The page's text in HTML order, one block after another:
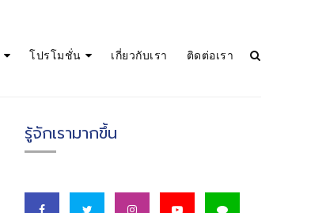
โปรโมชั่น เกี่ยวกับเรา ติดต่อเรา
รู้จักเรามากขึ้น